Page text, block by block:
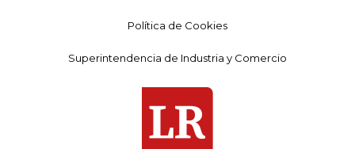
Política de Cookies
Superintendencia de Industria y Comercio